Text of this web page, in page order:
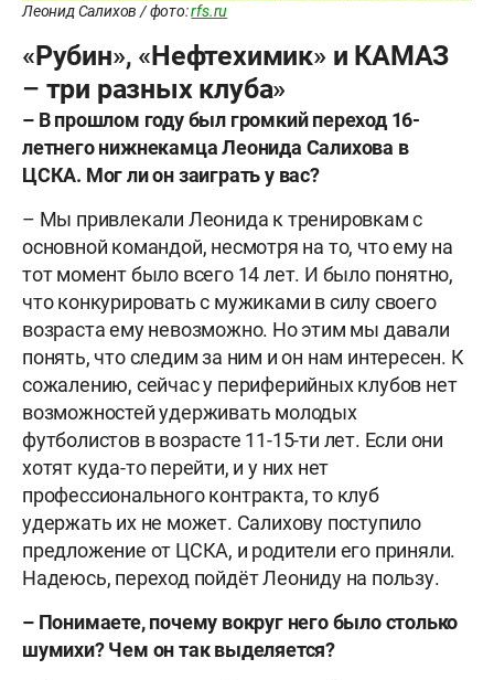
Леонид Салихов / фото:rfs.ru
«Рубин», «Нефтехимик» и КАМАЗ
– три разных клуба»
– В прошлом году был громкий переход 16-
летнего нижнекамца Леонида Салихова в
ЦСКА. Мог ли он заиграть у вас?
– Мы привлекали Леонида к тренировкам с
основной командой, несмотря на то, что ему на
тот момент было всего 14 лет. И было понятно,
что конкурировать с мужиками в силу своего
возраста ему невозможно. Но этим мы давали
понять, что следим за ним и он нам интересен. К
сожалению, сейчас у периферийных клубов нет
возможностей удерживать молодых
футболистов в возрасте 11-15-ти лет. Если они
хотят куда-то перейти, и у них нет
профессионального контракта, то клуб
удержать их не может. Салихову поступило
предложение от ЦСКА, и родители его приняли.
Надеюсь, переход пойдёт Леониду на пользу.
– Понимаете, почему вокруг него было столько
шумихи? Чем он так выделяется?